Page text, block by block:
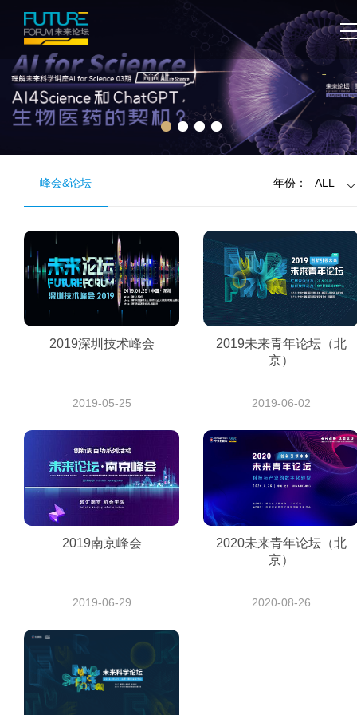
峰会&论坛 年份： ALL
2019深圳技术峰会
2019-05-25
2019未来青年论坛（北
京）
2019-06-02
2019南京峰会
2019-06-29
2020未来青年论坛（北
京）
2020-08-26